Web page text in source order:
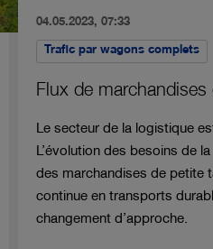
04.05.2023, 07:33
Trafic par wagons complets
Flux de marchandises
Le secteur de la logistique
L’évolution des besoins de
des marchandises de petite
continue en transports
changement d’approche.